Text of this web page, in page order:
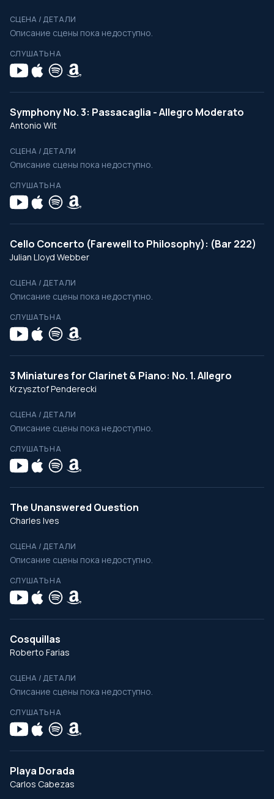
СЦЕНА / ДЕТАЛИ
Описание сцены пока недоступно.
СЛУШАТЬ НА
Symphony No. 3: Passacaglia - Allegro Moderato
Antonio Wit
СЦЕНА / ДЕТАЛИ
Описание сцены пока недоступно.
СЛУШАТЬ НА
Cello Concerto (Farewell to Philosophy): (Bar 222)
Julian Lloyd Webber
СЦЕНА / ДЕТАЛИ
Описание сцены пока недоступно.
СЛУШАТЬ НА
3 Miniatures for Clarinet & Piano: No. 1. Allegro
Krzysztof Penderecki
СЦЕНА / ДЕТАЛИ
Описание сцены пока недоступно.
СЛУШАТЬ НА
The Unanswered Question
Charles Ives
СЦЕНА / ДЕТАЛИ
Описание сцены пока недоступно.
СЛУШАТЬ НА
Cosquillas
Roberto Farias
СЦЕНА / ДЕТАЛИ
Описание сцены пока недоступно.
СЛУШАТЬ НА
Playa Dorada
Carlos Cabezas